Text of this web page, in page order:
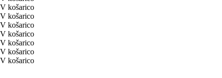
V košarico
V košarico
V košarico
V košarico
V košarico
V košarico
V košarico